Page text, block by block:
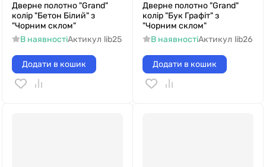
Дверне полотно "Grand"
колір "Бетон Білий" з
"Чорним склом"
В наявностіАктикул lib25
Додати в кошик
Дверне полотно "Grand"
колір "Бук Графіт" з
"Чорним склом"
В наявностіАктикул lib26
Додати в кошик